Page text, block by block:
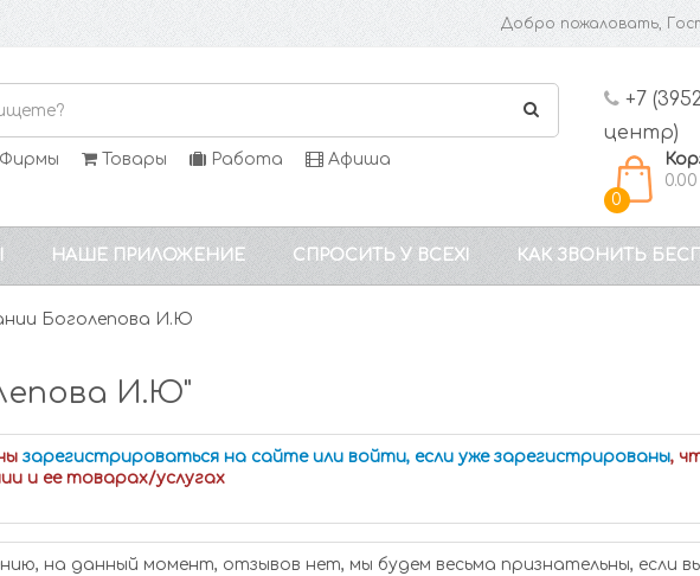
Добро пожаловать,
Фирмы Товары Работа Афиша
+7
центр)
0
0.00
НАШЕ ПРИЛОЖЕНИЕ СПРОСИТЬ У ВСЕХ! КАК ЗВОНИТЬ
Боголепова И.Ю
И.Ю"
зарегистрироваться на сайте или войти, если уже зарегистрированы,
и ее товарах/услугах
на данный момент, отзывов нет, мы будем весьма признательны, если